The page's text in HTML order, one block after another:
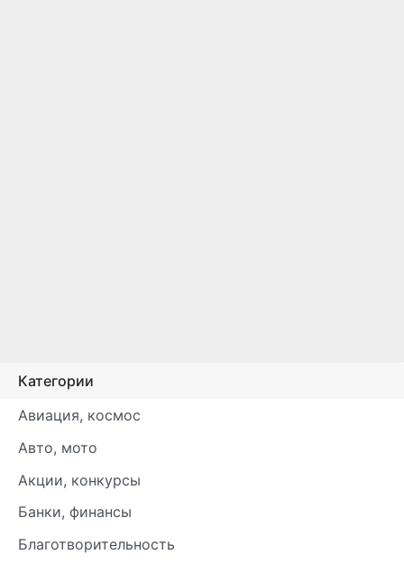
Категории
Авиация, космос
Авто, мото
Акции, конкурсы
Банки, финансы
Благотворительность